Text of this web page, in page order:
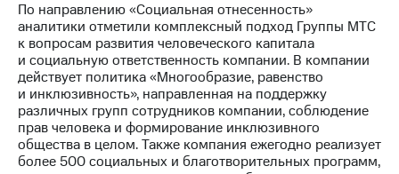
Личный
кабинет
акционера
Акционерный
капитал
Контроль
и
аудит
Рынок
По направлению «Социальная отнесенность»
аналитики отметили комплексный подход Группы МТС
к вопросам развития человеческого капитала
и социальную ответственность компании. В компании
действует политика «Многообразие, равенство
и инклюзивность», направленная на поддержку
различных групп сотрудников компании, соблюдение
прав человека и формирование инклюзивного
общества в целом. Также компания ежегодно реализует
более 500 социальных и благотворительных программ,